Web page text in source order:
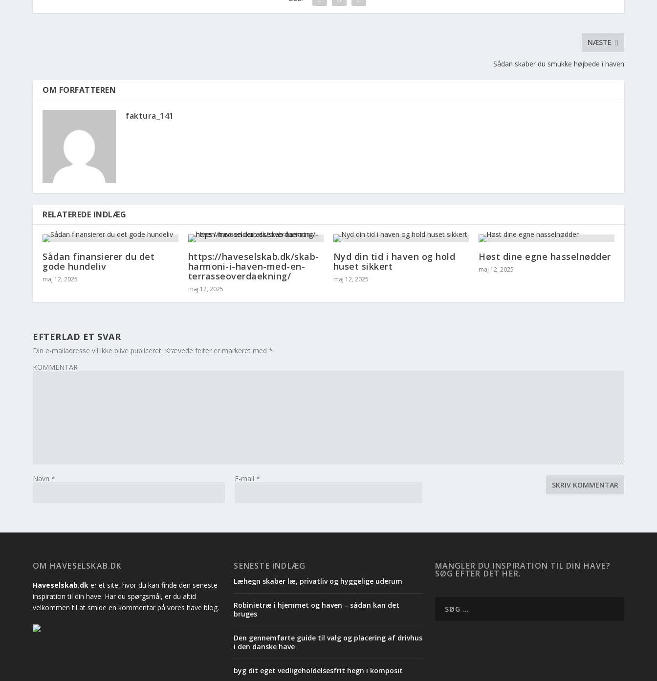
NÆSTE
Sådan skaber du smukke højbede i haven
OM FORFATTEREN
faktura_141
RELATEREDE INDLÆG
Sådan finansierer du det
gode hundeliv
maj 12, 2025
https://haveselskab.dk/skab-
harmoni-i-haven-med-en-
terrasseoverdaekning/
maj 12, 2025
Nyd din tid i haven og hold
huset sikkert
maj 12, 2025
Høst dine egne hasselnødder
maj 12, 2025
EFTERLAD ET SVAR
Din e-mailadresse vil ikke blive publiceret. Krævede felter er markeret med*
KOMMENTAR
Navn* E-mail*
OM HAVESELSKAB.DK
Haveselskab.dk er et site, hvor du kan finde den seneste
inspiration til din have. Har du spørgsmål, er du altid
velkommen til at smide en kommentar på vores have blog.
SENESTE INDLÆG
Læhegn skaber læ, privatliv og hyggelige uderum
Robinietræ i hjemmet og haven – sådan kan det
bruges
Den gennemførte guide til valg og placering af drivhus
i den danske have
byg dit eget vedligeholdelsesfrit hegn i komposit
MANGLER DU INSPIRATION TIL DIN HAVE?
SØG EFTER DET HER.